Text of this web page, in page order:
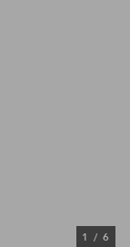
1 / 6